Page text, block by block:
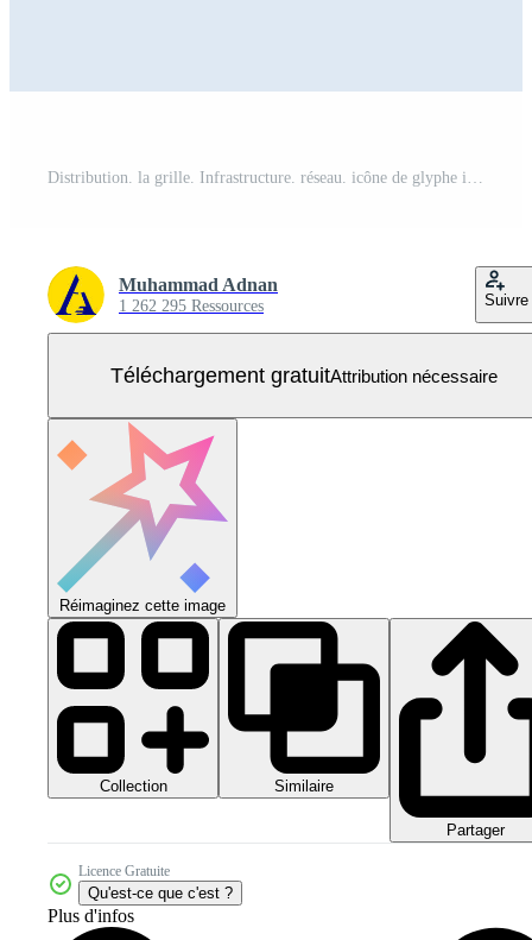
Distribution. la grille. Infrastructure. réseau. icône de glyphe intelligent dans la page de téléchargement mobile. fond jaune Vecteur Gratuit
Muhammad Adnan
1 262 295 Ressources Suivre
Téléchargement gratuitAttribution nécessaire
Réimaginez cette image
Collection Similaire
Partager
Licence Gratuite
Qu'est-ce que c'est ?
Plus d'infos